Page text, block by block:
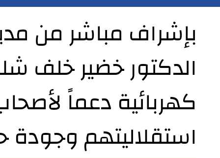
بإشراف مباشر من
الدكتور خضير خلف
كهربائية دعماً
استقلاليتهم وجودة